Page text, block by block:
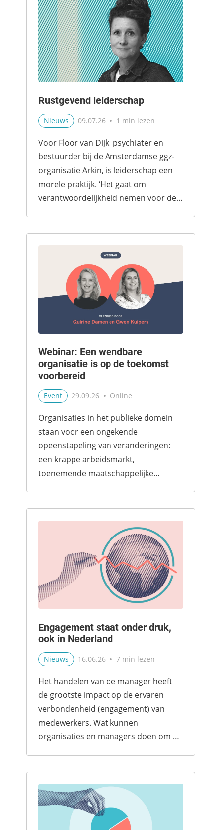
Rustgevend leiderschap
Nieuws 09.07.26 • 1 min lezen
Voor Floor van Dijk, psychiater en
bestuurder bij de Amsterdamse ggz-
organisatie Arkin, is leiderschap een
morele praktijk. ‘Het gaat om
verantwoordelijkheid nemen voor de
Webinar: Een wendbare
organisatie is op de toekomst
voorbereid
Event 29.09.26 • Online
Organisaties in het publieke domein
staan voor een ongekende
opeenstapeling van veranderingen:
een krappe arbeidsmarkt,
toenemende maatschappelijke
Engagement staat onder druk,
ook in Nederland
Nieuws 16.06.26 • 7 min lezen
Het handelen van de manager heeft
de grootste impact op de ervaren
verbondenheid (engagement) van
medewerkers. Wat kunnen
organisaties en managers doen om de